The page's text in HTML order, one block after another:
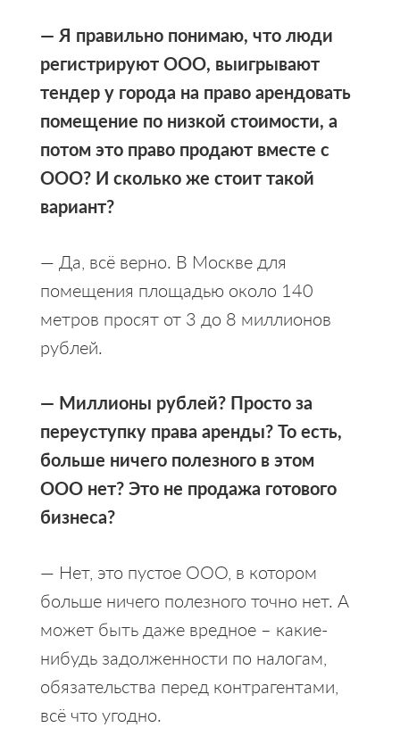
— Я правильно понимаю, что люди
регистрируют ООО, выигрывают
тендер у города на право арендовать
помещение по низкой стоимости, а
потом это право продают вместе с
ООО? И сколько же стоит такой
вариант?
— Да, всё верно. В Москве для
помещения площадью около 140
метров просят от 3 до 8 миллионов
рублей.
— Миллионы рублей? Просто за
переуступку права аренды? То есть,
больше ничего полезного в этом
ООО нет? Это не продажа готового
бизнеса?
— Нет, это пустое ООО, в котором
больше ничего полезного точно нет. А
может быть даже вредное – какие-
нибудь задолженности по налогам,
обязательства перед контрагентами,
всё что угодно.